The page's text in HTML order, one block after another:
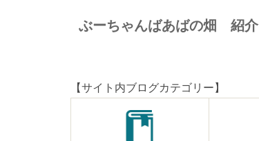
ぶーちゃんばあばの畑 紹介
【サイト内ブログカテゴリー】